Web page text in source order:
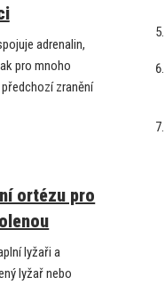
adrenalin,
pro mnoho
zranění
ortézu pro
lyžaři a
lyžař nebo